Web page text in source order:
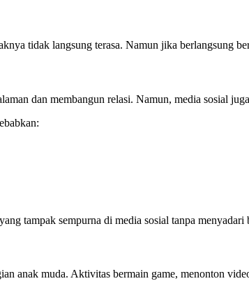
tidak langsung terasa. Namun jika berlangsung
dan membangun relasi. Namun, media sosial
tampak sempurna di media sosial tanpa
anak muda. Aktivitas bermain game, menonton